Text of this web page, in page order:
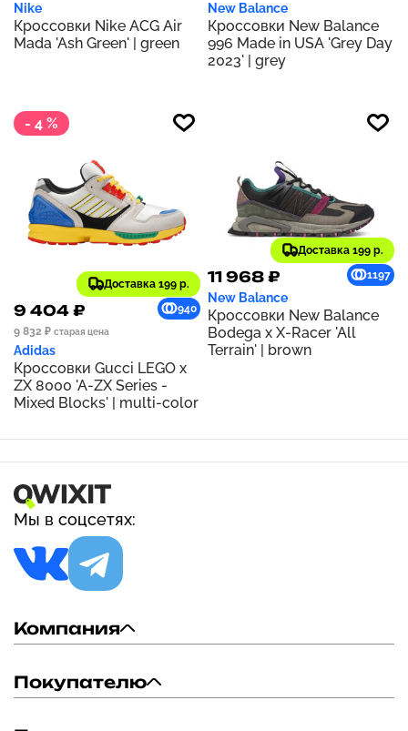
Nike
Кроссовки Nike ACG Air
Mada 'Ash Green' | green
New Balance
Кроссовки New Balance
996 Made in USA 'Grey Day
2023' | grey
- 4 %
Доставка 199 р.
9 404 ₽
940
9 832 ₽ старая цена
Adidas
Кроссовки Gucci LEGO x
ZX 8000 'A-ZX Series -
Mixed Blocks' | multi-color
Доставка 199 р.
11 968 ₽ 1197
New Balance
Кроссовки New Balance
Bodega x X-Racer 'All
Terrain' | brown
Мы в соцсетях:
Компания
Покупателю